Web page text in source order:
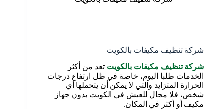
شركة تنظيف مكيفات بالكويت
شركة تنظيف مكيفات بالكويت تعد من أكثر
الخدمات طلبا اليوم، خاصة في ظل ارتفاع درجات
الحرارة المتزايد والتي لا يمكن أن يتحملها أي
شخص، فلا مجال للعيش في الكويت بدون جهاز
مكيف أو أكثر في المكان.